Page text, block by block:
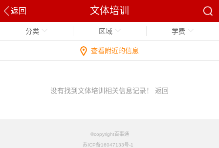
返回 文体培训
分类 区域 学费
查看附近的信息
没有找到文体培训相关信息记录！ 返回
©copyright百事通
苏ICP备16047133号-1